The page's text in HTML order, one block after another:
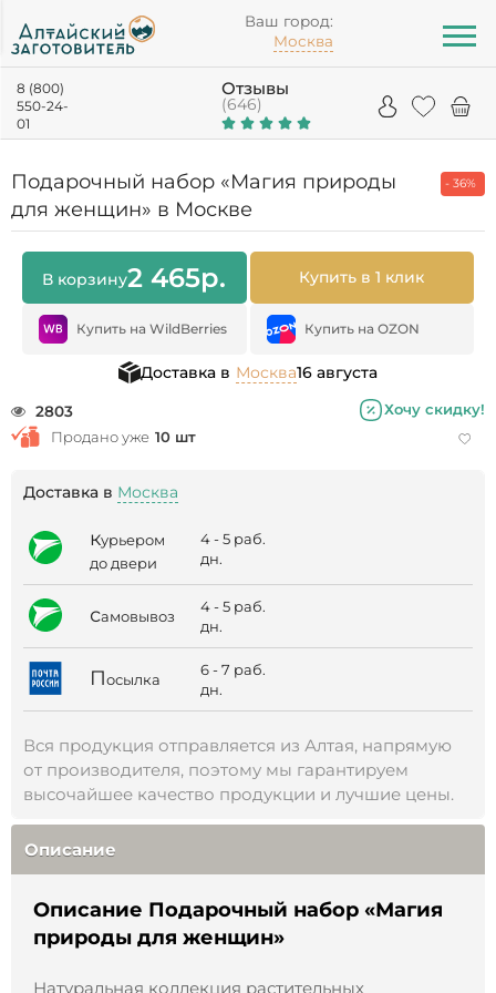
Ваш город:
Москва
8 (800)
550-24-
01
Отзывы
(646)
Подарочный набор «Магия природы
для женщин» в Москве
- 36%
В корзину2 465р. Купить в 1 клик
Купить на WildBerries Купить на OZON
Доставка в Москва16 августа
2803
Хочу скидку!
Продано уже 10 шт
Доставка в Москва
курьером
до двери
4 - 5 раб.
дн.
самовывоз
4 - 5 раб.
дн.
Посылка
6 - 7 раб.
дн.
Вся продукция отправляется из Алтая, напрямую
от производителя, поэтому мы гарантируем
высочайшее качество продукции и лучшие цены.
Описание
Описание Подарочный набор «Магия
природы для женщин»
Натуральная коллекция растительных